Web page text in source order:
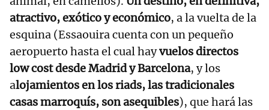
atractivo, exótico y económico, a la vuelta de la
esquina (Essaouira cuenta con un pequeño
aeropuerto hasta el cual hayvuelos directos
low cost desde Madrid y Barcelona, y los
alojamientos en los riads, las tradicionales
casas marroquís, son asequibles), que hará las